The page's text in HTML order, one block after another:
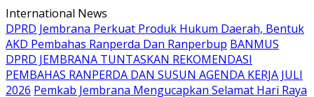
Langsung
ke
konten
International News
DPRD Jembrana Perkuat Produk Hukum Daerah, Bentuk
AKD Pembahas Ranperda Dan Ranperbup BANMUS
DPRD JEMBRANA TUNTASKAN REKOMENDASI
PEMBAHAS RANPERDA DAN SUSUN AGENDA KERJA JULI
2026 Pemkab Jembrana Mengucapkan Selamat Hari Raya